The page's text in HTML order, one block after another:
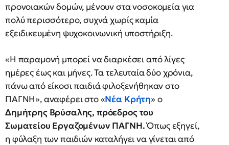
προνοιακών δομών, μένουν στα νοσοκομεία για
πολύ περισσότερο, συχνά χωρίς καμία
εξειδικευμένη ψυχοκοινωνική υποστήριξη.
«Η παραμονή μπορεί να διαρκέσει από λίγες
ημέρες έως και μήνες. Τα τελευταία δύο χρόνια,
πάνω από είκοσι παιδιά φιλοξενήθηκαν στο
ΠΑΓΝΗ», αναφέρει στo «Νέα Κρήτη» ο
Δημήτρης Βρύσαλης, πρόεδρος του
Σωματείου Εργαζομένων ΠΑΓΝΗ.Όπως εξηγεί,
η φύλαξη των παιδιών καταλήγει να γίνεται από